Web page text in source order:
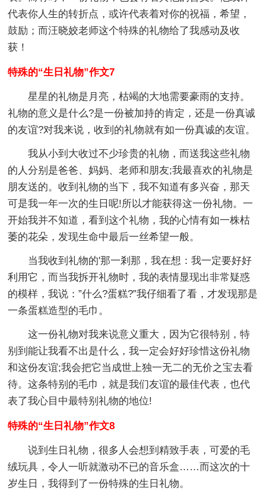
代表你人生的转折点，或许代表着对你的祝福，希望，
鼓励；而汪晓姣老师这个特殊的礼物给了我感动及收
获！
特殊的“生日礼物”作文7
星星的礼物是月亮，枯竭的大地需要豪雨的支持。
礼物的意义是什么?是一份被加持的肯定，还是一份真诚
的友谊?对我来说，收到的礼物就有如一份真诚的友谊。
我从小到大收过不少珍贵的礼物，而送我这些礼物
的人分别是爸爸、妈妈、老师和朋友;我最喜欢的礼物是
朋友送的。收到礼物的当下，我不知道有多兴奋，那天
可是我一年一次的生日呢!所以才能获得这一份礼物。一
开始我并不知道，看到这个礼物，我的心情有如一株枯
萎的花朵，发现生命中最后一丝希望一般。
当我收到礼物的'那一剎那，我在想：我一定要好好
利用它，而当我拆开礼物时，我的表情显现出非常疑惑
的模样，我说：”什么?蛋糕?”我仔细看了看，才发现那是
一条蛋糕造型的毛巾。
这一份礼物对我来说意义重大，因为它很特别，特
别到能让我看不出是什么，我一定会好好珍惜这份礼物
和这份友谊;我会把它当成世上独一无二的无价之宝去看
待。这条特别的毛巾，就是我们友谊的最佳代表，也代
表了我心目中最特别礼物的地位!
特殊的“生日礼物”作文8
说到生日礼物，很多人会想到精致手表，可爱的毛
绒玩具，令人一听就激动不已的音乐盒……而这次的十
岁生日，我得到了一份特殊的生日礼物。